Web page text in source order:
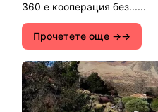
360 е кооперация без......
Прочетете още →